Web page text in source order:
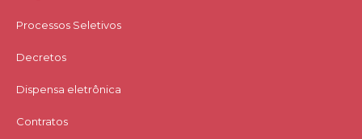
Processos Seletivos
Decretos
Dispensa eletrônica
Contratos